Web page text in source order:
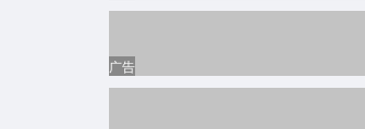
生产经理
机械设计与制造 机
广告